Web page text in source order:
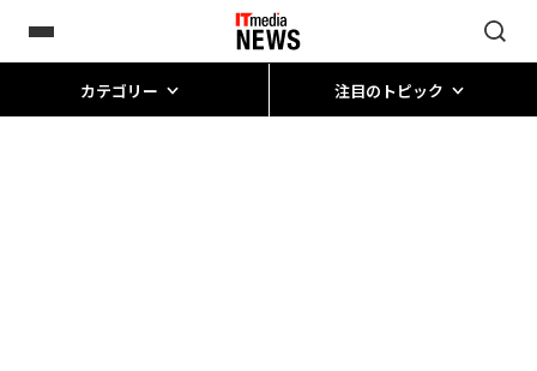
カテゴリー 注目のトピック